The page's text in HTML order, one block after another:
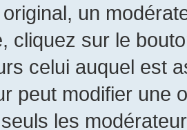
original, un
cliquez sur le
celui auquel est
peut modifier une
les